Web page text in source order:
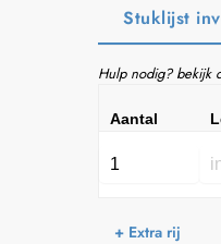
Stuklijst
Hulp nodig? bekijk
Aantal
+ Extra rij